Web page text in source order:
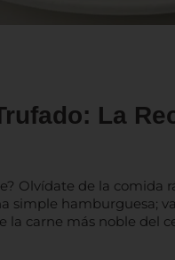
La
Olvídate de la comida
simple hamburguesa;
la carne más noble del